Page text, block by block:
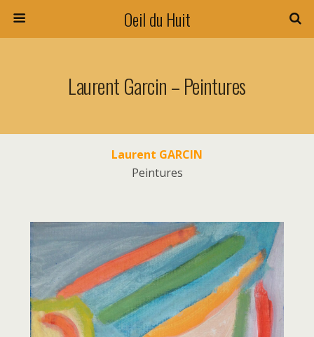
Oeil du Huit
Laurent Garcin – Peintures
Laurent GARCIN
Peintures